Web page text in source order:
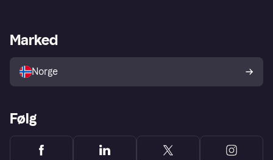
Utforsk butikker
Merchant portal
Marked
Norge
Følg